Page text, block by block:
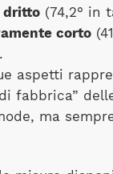
dritto(74,2° in
corto
aspetti
fabbrica”
ma